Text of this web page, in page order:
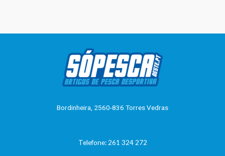
Bordinheira, 2560-836 Torres Vedras
Telefone: 261 324 272